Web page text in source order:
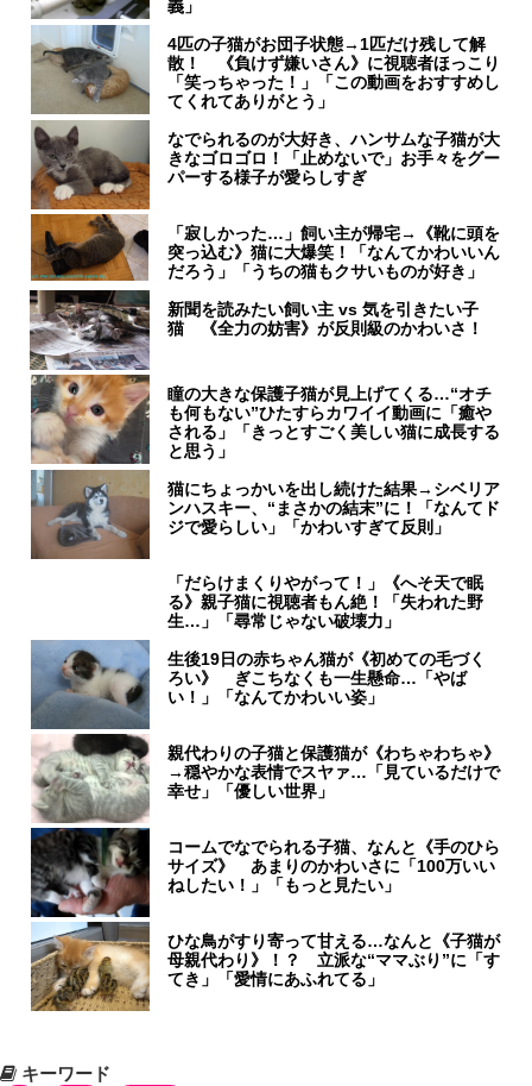
義」
4匹の子猫がお団子状態→1匹だけ残して解
散！ 《負けず嫌いさん》に視聴者ほっこり
「笑っちゃった！」「この動画をおすすめし
てくれてありがとう」
なでられるのが大好き、ハンサムな子猫が大
きなゴロゴロ！「止めないで」お手々をグー
パーする様子が愛らしすぎ
「寂しかった…」飼い主が帰宅→《靴に頭を
突っ込む》猫に大爆笑！「なんてかわいいん
だろう」「うちの猫もクサいものが好き」
新聞を読みたい飼い主 vs 気を引きたい子
猫 《全力の妨害》が反則級のかわいさ！
瞳の大きな保護子猫が見上げてくる…“オチ
も何もない”ひたすらカワイイ動画に「癒や
される」「きっとすごく美しい猫に成長する
と思う」
猫にちょっかいを出し続けた結果→シベリア
ンハスキー、“まさかの結末”に！「なんてド
ジで愛らしい」「かわいすぎて反則」
「だらけまくりやがって！」《へそ天で眠
る》親子猫に視聴者もん絶！「失われた野
生…」「尋常じゃない破壊力」
生後19日の赤ちゃん猫が《初めての毛づく
ろい》 ぎこちなくも一生懸命…「やば
い！」「なんてかわいい姿」
親代わりの子猫と保護猫が《わちゃわちゃ》
→穏やかな表情でスヤァ…「見ているだけで
幸せ」「優しい世界」
コームでなでられる子猫、なんと《手のひら
サイズ》 あまりのかわいさに「100万いい
ねしたい！」「もっと見たい」
ひな鳥がすり寄って甘える…なんと《子猫が
母親代わり》！？ 立派な“ママぶり”に「す
てき」「愛情にあふれてる」
キーワード